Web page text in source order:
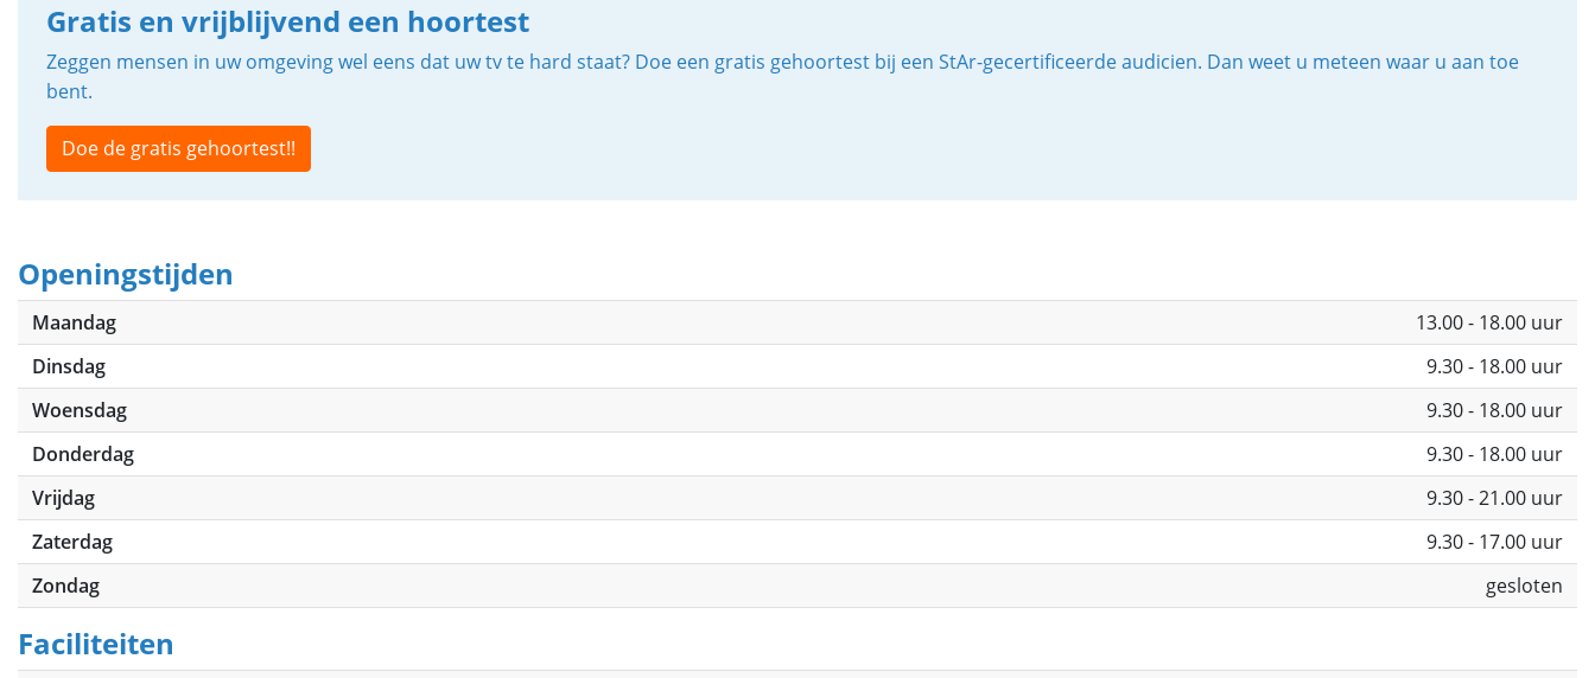
Gratis en vrijblijvend een hoortest
Zeggen mensen in uw omgeving wel eens dat uw tv te hard staat? Doe een gratis gehoortest bij een StAr-gecertificeerde audicien. Dan weet u meteen waar u aan toe
bent.
Doe de gratis gehoortest!!
Openingstijden
Maandag
13.00 - 18.00 uur
Dinsdag
9.30 - 18.00 uur
Woensdag
9.30 - 18.00 uur
Donderdag
9.30 - 18.00 uur
Vrijdag
9.30 - 21.00 uur
Zaterdag
9.30 - 17.00 uur
Zondag
gesloten
Faciliteiten